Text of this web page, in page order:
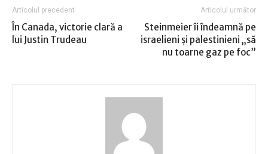
Articolul precedent
În Canada, victorie clară a
lui Justin Trudeau
Articolul următor
Steinmeier îi îndeamnă pe
israelieni și palestinieni „să
nu toarne gaz pe foc”